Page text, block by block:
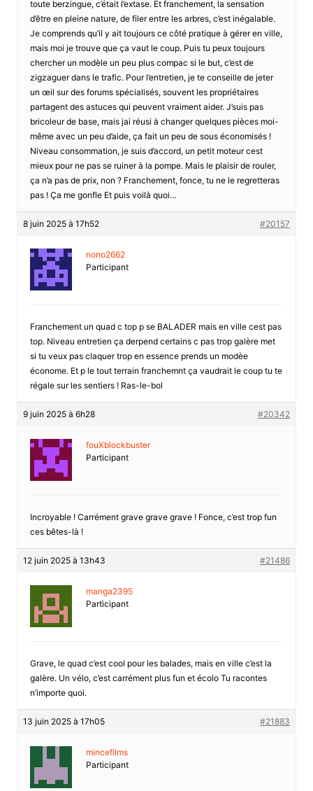
toute berzingue, c’était l’extase. Et franchement, la sensation
d’être en pleine nature, de filer entre les arbres, c’est inégalable.
Je comprends qu’il y ait toujours ce côté pratique à gérer en ville,
mais moi je trouve que ça vaut le coup. Puis tu peux toujours
chercher un modèle un peu plus compac si le but, c’est de
zigzaguer dans le trafic. Pour l’entretien, je te conseille de jeter
un œil sur des forums spécialisés, souvent les propriétaires
partagent des astuces qui peuvent vraiment aider. J’suis pas
bricoleur de base, mais jai réusi à changer quelques pièces moi-
même avec un peu d’aide, ça fait un peu de sous économisés !
Niveau consommation, je suis d’accord, un petit moteur cest
mieux pour ne pas se ruiner à la pompe. Mais le plaisir de rouler,
ça n’a pas de prix, non ? Franchement, fonce, tu ne le regretteras
pas ! Ça me gonfle Et puis voilà quoi…
8 juin 2025 à 17h52 #20157
nono2662
Participant
Franchement un quad c top p se BALADER mais en ville cest pas
top. Niveau entretien ça derpend certains c pas trop galère met
si tu veux pas claquer trop en essence prends un modèe
économe. Et p le tout terrain franchemnt ça vaudrait le coup tu te
régale sur les sentiers ! Ras-le-bol
9 juin 2025 à 6h28 #20342
fouXblockbuster
Participant
Incroyable ! Carrément grave grave grave ! Fonce, c’est trop fun
ces bêtes-là !
12 juin 2025 à 13h43 #21486
manga2395
Participant
Grave, le quad c’est cool pour les balades, mais en ville c’est la
galère. Un vélo, c’est carrément plus fun et écolo Tu racontes
n’importe quoi.
13 juin 2025 à 17h05 #21883
mincefilms
Participant